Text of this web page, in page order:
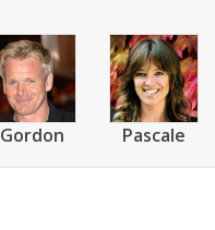
Gordon Pascale